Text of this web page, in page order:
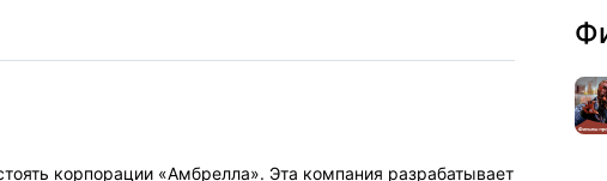
корпорации «Амбрелла». Эта компания разрабатывает